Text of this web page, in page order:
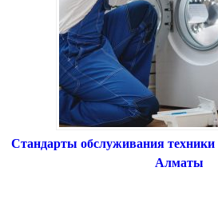
Стандарты обслуживания техники
Алматы